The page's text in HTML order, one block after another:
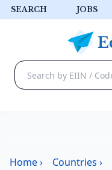
SEARCH JOBS
Home› Countries ›